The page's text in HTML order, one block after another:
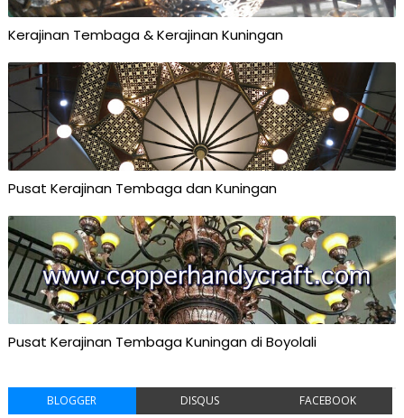
Kerajinan Tembaga & Kerajinan Kuningan
Pusat Kerajinan Tembaga dan Kuningan
Pusat Kerajinan Tembaga Kuningan di Boyolali
BLOGGER DISQUS FACEBOOK